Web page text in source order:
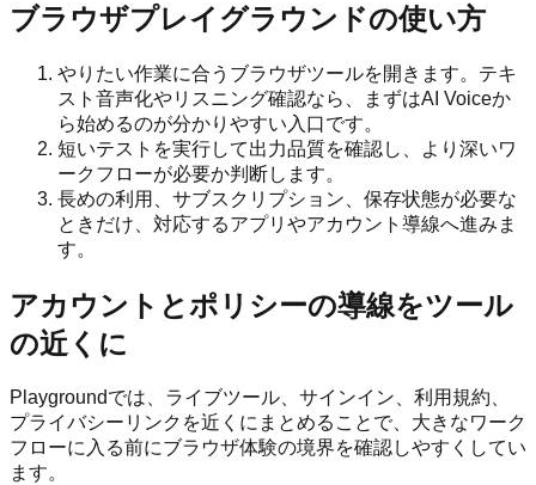
ブラウザプレイグラウンドの使い方
やりたい作業に合うブラウザツールを開きます。テキ
スト音声化やリスニング確認なら、まずはAI Voiceか
ら始めるのが分かりやすい入口です。
短いテストを実行して出力品質を確認し、より深いワ
ークフローが必要か判断します。
長めの利用、サブスクリプション、保存状態が必要な
ときだけ、対応するアプリやアカウント導線へ進みま
す。
アカウントとポリシーの導線をツール
の近くに
Playgroundでは、ライブツール、サインイン、利用規約、
プライバシーリンクを近くにまとめることで、大きなワーク
フローに入る前にブラウザ体験の境界を確認しやすくしてい
ます。